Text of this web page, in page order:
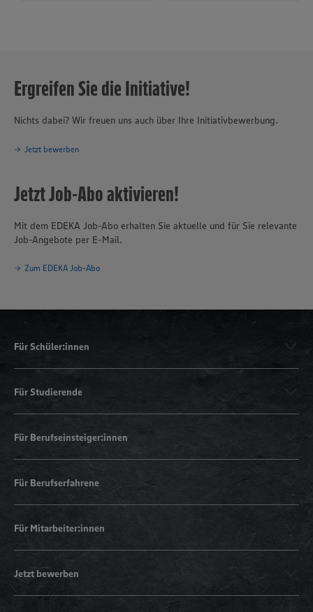
Ergreifen Sie die Initiative!
Nichts dabei? Wir freuen uns auch über Ihre Initiativbewerbung.
Jetzt bewerben
Jetzt Job-Abo aktivieren!
Mit dem EDEKA Job-Abo erhalten Sie aktuelle und für Sie relevante
Job-Angebote per E-Mail.
Zum EDEKA Job-Abo
Für Schüler:innen
Für Studierende
Für Berufseinsteiger:innen
Für Berufserfahrene
Für Mitarbeiter:innen
Jetzt bewerben